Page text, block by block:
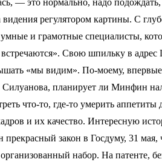
регулятором картины. С
и грамотные специалисты,
Свою шпильку в
«мы видим». По-моему,
планирует ли Минфин
что-то, где-то умерить
и их качество. Интересную
закон в Госдуму, 31
набор. На патенте,